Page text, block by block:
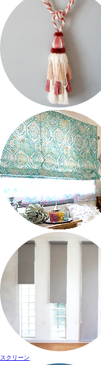
スクリーン